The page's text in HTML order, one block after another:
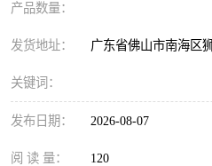
产品数量：
发货地址： 广东省佛山市南海区
关键词：
发布日期： 2026-08-07
阅 读 量： 120